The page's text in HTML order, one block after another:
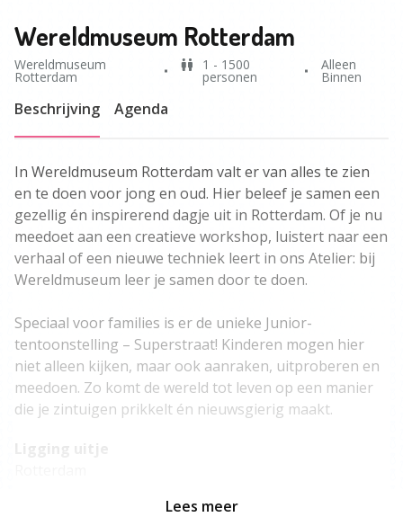
Wereldmuseum Rotterdam
Wereldmuseum
Rotterdam
1 - 1500
personen
Alleen
Binnen
Beschrijving Agenda
In Wereldmuseum Rotterdam valt er van alles te zien
en te doen voor jong en oud. Hier beleef je samen een
gezellig én inspirerend dagje uit in Rotterdam. Of je nu
meedoet aan een creatieve workshop, luistert naar een
verhaal of een nieuwe techniek leert in ons Atelier: bij
Wereldmuseum leer je samen door te doen.
Speciaal voor families is er de unieke Junior-
tentoonstelling – Superstraat! Kinderen mogen hier
niet alleen kijken, maar ook aanraken, uitproberen en
meedoen. Zo komt de wereld tot leven op een manier
die je zintuigen prikkelt én nieuwsgierig maakt.
Ligging uitje
Lees meer